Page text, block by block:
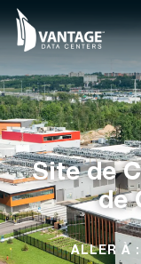
Skip
to
content
Site de
de
ALLER À :